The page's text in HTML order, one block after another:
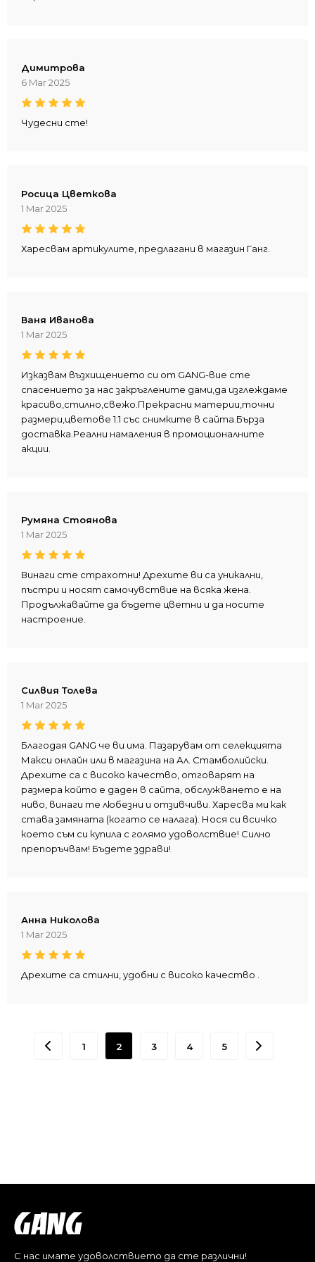
Димитрова
6 Mar 2025
Чудесни сте!
Росица Цветкова
1 Mar 2025
Харесвам артикулите, предлагани в магазин Ганг.
Ваня Иванова
1 Mar 2025
Изказвам възхищението си от GANG-вие сте
спасението за нас закръглените дами,да изглеждаме
красиво,стилно,свежо.Прекрасни материи,точни
размери,цветове 1:1 със снимките в сайта.Бърза
доставка.Реални намаления в промоционалните
акции.
Румяна Стоянова
1 Mar 2025
Винаги сте страхотни! Дрехите ви са уникални,
пъстри и носят самочувствие на всяка жена.
Продължавайте да бъдете цветни и да носите
настроение.
Силвия Толева
1 Mar 2025
Благодая GANG че ви има. Пазарувам от селекцията
Макси онлайн или в магазина на Ал. Стамболийски.
Дрехите са с високо качество, отговарят на
размера който е даден в сайта, обслужването е на
ниво, винаги те любезни и отзивчиви. Харесва ми как
става замяната (когато се налага). Нося си всичко
което съм си купила с голямо удоволствие! Силно
препоръчвам! Бъдете здрави!
Анна Николова
1 Mar 2025
Дрехите са стилни, удобни с високо качество .
1 2 3 4 5
С нас имате удоволствието да сте различни!